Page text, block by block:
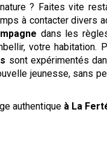
? Faites vite
à contacter divers
dans les
votre habitation.
sont expérimentés
jeunesse, sans
authentique à La